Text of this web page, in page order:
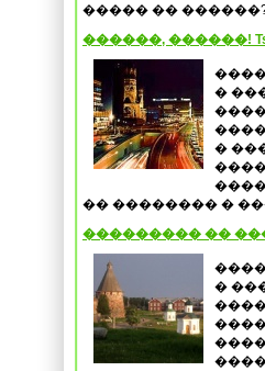
����� ��
������, ������!
�
�
�� �������� �
��������� ��
�